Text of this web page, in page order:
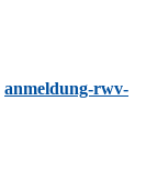
anmeldung-rwv-